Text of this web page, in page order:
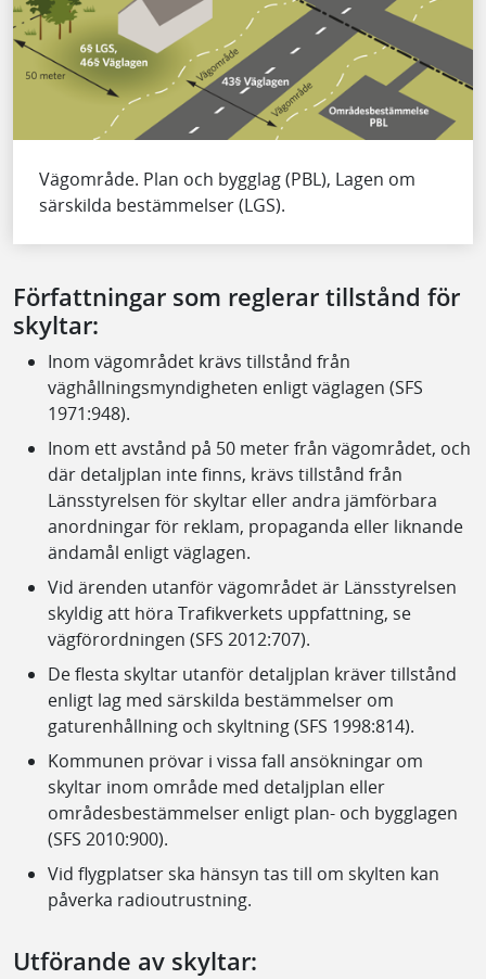
Vägområde. Plan och bygglag (PBL), Lagen om
särskilda bestämmelser (LGS).
Författningar som reglerar tillstånd för
skyltar:
Inom vägområdet krävs tillstånd från
väghållningsmyndigheten enligt väglagen (SFS
1971:948).
Inom ett avstånd på 50 meter från vägområdet, och
där detaljplan inte finns, krävs tillstånd från
Länsstyrelsen för skyltar eller andra jämförbara
anordningar för reklam, propaganda eller liknande
ändamål enligt väglagen.
Vid ärenden utanför vägområdet är Länsstyrelsen
skyldig att höra Trafikverkets uppfattning, se
vägförordningen (SFS 2012:707).
De flesta skyltar utanför detaljplan kräver tillstånd
enligt lag med särskilda bestämmelser om
gaturenhållning och skyltning (SFS 1998:814).
Kommunen prövar i vissa fall ansökningar om
skyltar inom område med detaljplan eller
områdesbestämmelser enligt plan- och bygglagen
(SFS 2010:900).
Vid flygplatser ska hänsyn tas till om skylten kan
påverka radioutrustning.
Utförande av skyltar: